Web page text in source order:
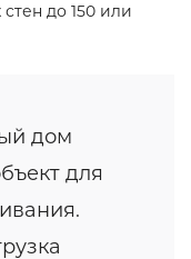
до 150 или
дом
для